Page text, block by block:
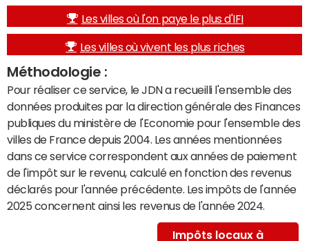
Les villes où l'on paye le plus d'IFI
Les villes où vivent les plus riches
Méthodologie :
Pour réaliser ce service, le JDN a recueilli l'ensemble des
données produites par la direction générale des Finances
publiques du ministère de l'Economie pour l'ensemble des
villes de France depuis 2004. Les années mentionnées
dans ce service correspondent aux années de paiement
de l'impôt sur le revenu, calculé en fonction des revenus
déclarés pour l'année précédente. Les impôts de l'année
2025 concernent ainsi les revenus de l'année 2024.
Impôts locaux à